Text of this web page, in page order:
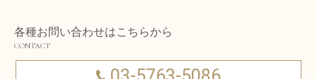
各種お問い合わせはこちらから
CONTACT